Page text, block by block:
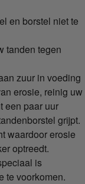
en borstel niet te
tanden tegen
zuur in voeding
erosie, reinig uw
een paar uur
grijpt.
waardoor erosie
optreedt.
is
te voorkomen.